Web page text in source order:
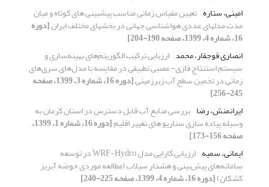
امینی، ستاره
مدت مدلهای عددی هواشناسی جهانی در بخشهای مختلف ایران[دوره
16، شماره 4، 1399، صفحه 190-204]
انصاری قوجقار، محمد ارزیابی ترکیب الگوریتم‌های بهینه‌سازی و
سیستم استنتاج فازی- عصبی تطبیقی در مقایسه با مدل‌های سری‌های
زمانی در تخمین سطح آب زیرزمینی [دوره 16، شماره 3، 1399، صفحه
245-256]
ایرانمنش، رضا بررسی منابع آب قابل دسترس در استان کرمان به
وسیله پیاده سازی سناریو های تغییر اقلیم [دوره 16، شماره 1، 1399،
صفحه 156-173]
ایمانی، سمیه
ارزیابی کارایی مدل WRF-Hydro در توسعه
سامانه‌های پیش‌بینی و هشدار سیلاب (مطالعه موردی حوضه آبریز
کشکان)[دوره 16، شماره 4، 1399، صفحه 225-240]